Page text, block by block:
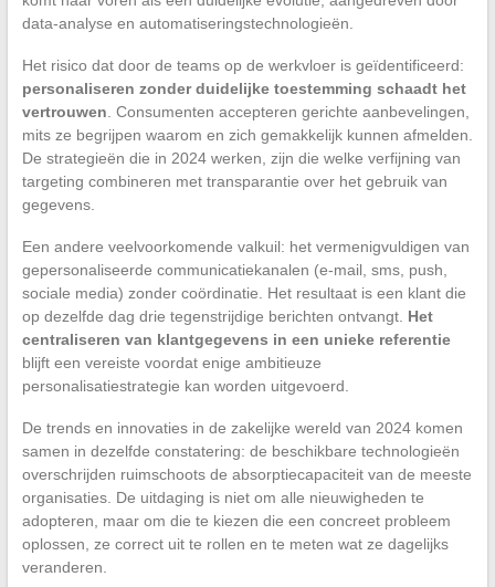
data-analyse en automatiseringstechnologieën.
Het risico dat door de teams op de werkvloer is geïdentificeerd:
personaliseren zonder duidelijke toestemming schaadt het
vertrouwen. Consumenten accepteren gerichte aanbevelingen,
mits ze begrijpen waarom en zich gemakkelijk kunnen afmelden.
De strategieën die in 2024 werken, zijn die welke verfijning van
targeting combineren met transparantie over het gebruik van
gegevens.
Een andere veelvoorkomende valkuil: het vermenigvuldigen van
gepersonaliseerde communicatiekanalen (e-mail, sms, push,
sociale media) zonder coördinatie. Het resultaat is een klant die
op dezelfde dag drie tegenstrijdige berichten ontvangt. Het
centraliseren van klantgegevens in een unieke referentie
blijft een vereiste voordat enige ambitieuze
personalisatiestrategie kan worden uitgevoerd.
De trends en innovaties in de zakelijke wereld van 2024 komen
samen in dezelfde constatering: de beschikbare technologieën
overschrijden ruimschoots de absorptiecapaciteit van de meeste
organisaties. De uitdaging is niet om alle nieuwigheden te
adopteren, maar om die te kiezen die een concreet probleem
oplossen, ze correct uit te rollen en te meten wat ze dagelijks
veranderen.